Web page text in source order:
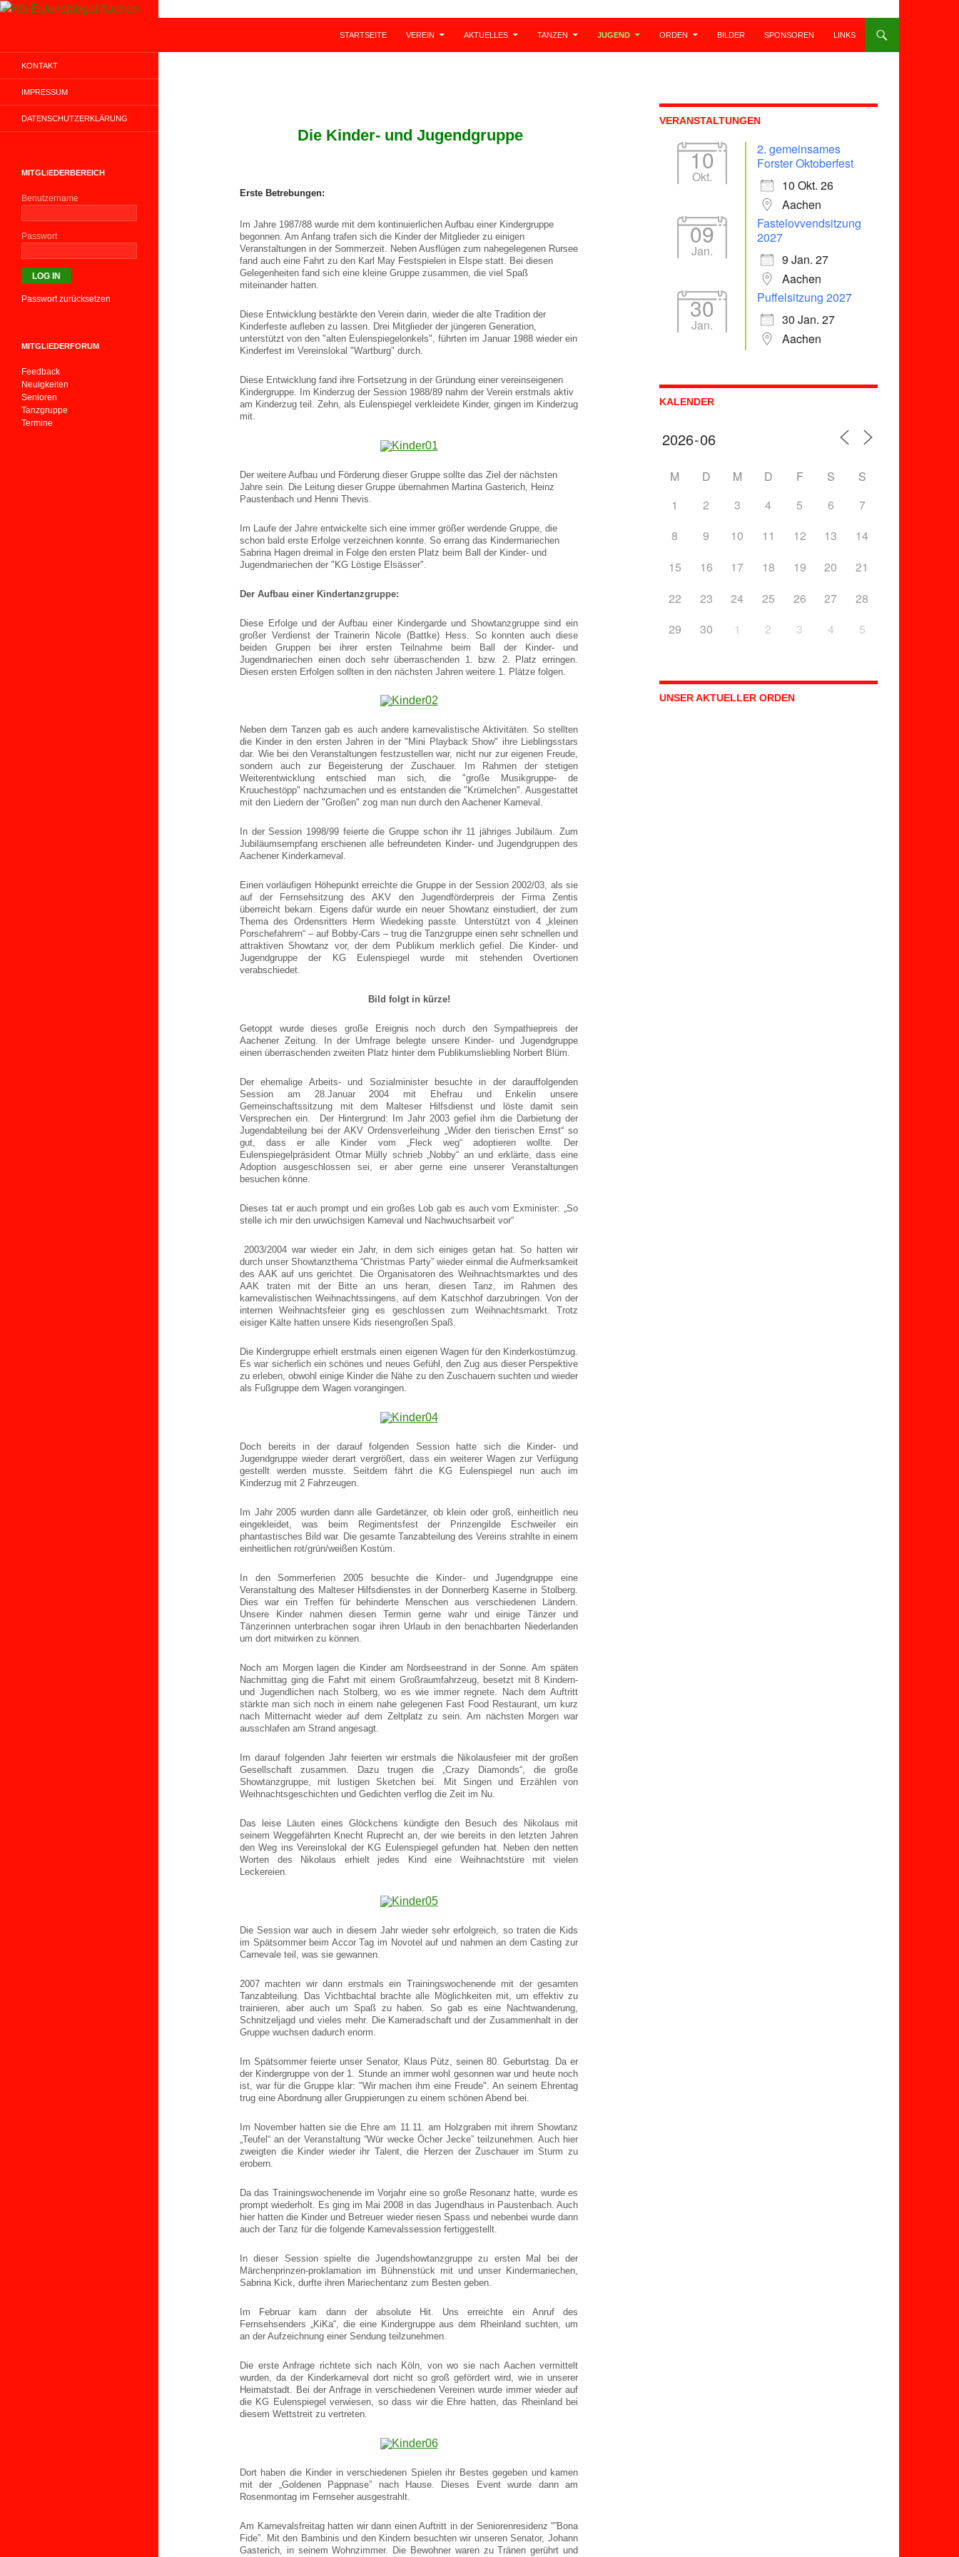
Zum
STARTSEITE VEREIN AKTUELLES TANZEN JUGEND ORDEN BILDER SPONSOREN LINKS
Die Kinder- und Jugendgruppe
Erste Betrebungen:
Im Jahre 1987/88 wurde mit dem kontinuierlichen Aufbau einer Kindergruppe
begonnen. Am Anfang trafen sich die Kinder der Mitglieder zu einigen
Veranstaltungen in der Sommerzeit. Neben Ausflügen zum nahegelegenen Rursee
fand auch eine Fahrt zu den Karl May Festspielen in Elspe statt. Bei diesen
Gelegenheiten fand sich eine kleine Gruppe zusammen, die viel Spaß
miteinander hatten.
Diese Entwicklung bestärkte den Verein darin, wieder die alte Tradition der
Kinderfeste aufleben zu lassen. Drei Mitglieder der jüngeren Generation,
unterstützt von den "alten Eulenspiegelonkels", führten im Januar 1988 wieder ein
Kinderfest im Vereinslokal "Wartburg" durch.
Diese Entwicklung fand ihre Fortsetzung in der Gründung einer vereinseigenen
Kindergruppe. Im Kinderzug der Session 1988/89 nahm der Verein erstmals aktiv
am Kinderzug teil. Zehn, als Eulenspiegel verkleidete Kinder, gingen im Kinderzug
mit.
Der weitere Aufbau und Förderung dieser Gruppe sollte das Ziel der nächsten
Jahre sein. Die Leitung dieser Gruppe übernahmen Martina Gasterich, Heinz
Paustenbach und Henni Thevis.
Im Laufe der Jahre entwickelte sich eine immer größer werdende Gruppe, die
schon bald erste Erfolge verzeichnen konnte. So errang das Kindermariechen
Sabrina Hagen dreimal in Folge den ersten Platz beim Ball der Kinder- und
Jugendmariechen der "KG Löstige Elsässer".
Der Aufbau einer Kindertanzgruppe:
Diese Erfolge und der Aufbau einer Kindergarde und Showtanzgruppe sind ein
großer Verdienst der Trainerin Nicole (Battke) Hess. So konnten auch diese
beiden Gruppen bei ihrer ersten Teilnahme beim Ball der Kinder- und
Jugendmariechen einen doch sehr überraschenden 1. bzw. 2. Platz erringen.
Diesen ersten Erfolgen sollten in den nächsten Jahren weitere 1. Plätze folgen.
Neben dem Tanzen gab es auch andere karnevalistische Aktivitäten. So stellten
die Kinder in den ersten Jahren in der "Mini Playback Show" ihre Lieblingsstars
dar. Wie bei den Veranstaltungen festzustellen war, nicht nur zur eigenen Freude,
sondern auch zur Begeisterung der Zuschauer. Im Rahmen der stetigen
Weiterentwicklung entschied man sich, die "große Musikgruppe- de
Kruuchestöpp" nachzumachen und es entstanden die "Krümelchen". Ausgestattet
mit den Liedern der "Großen" zog man nun durch den Aachener Karneval.
In der Session 1998/99 feierte die Gruppe schon ihr 11 jähriges Jubiläum. Zum
Jubiläumsempfang erschienen alle befreundeten Kinder- und Jugendgruppen des
Aachener Kinderkarneval.
Einen vorläufigen Höhepunkt erreichte die Gruppe in der Session 2002/03, als sie
auf der Fernsehsitzung des AKV den Jugendförderpreis der Firma Zentis
überreicht bekam. Eigens dafür wurde ein neuer Showtanz einstudiert, der zum
Thema des Ordensritters Herrn Wiedeking passte. Unterstützt von 4 „kleinen
Porschefahrern“ – auf Bobby-Cars – trug die Tanzgruppe einen sehr schnellen und
attraktiven Showtanz vor, der dem Publikum merklich gefiel. Die Kinder- und
Jugendgruppe der KG Eulenspiegel wurde mit stehenden Overtionen
verabschiedet.
Bild folgt in kürze!
Getoppt wurde dieses große Ereignis noch durch den Sympathiepreis der
Aachener Zeitung. In der Umfrage belegte unsere Kinder- und Jugendgruppe
einen überraschenden zweiten Platz hinter dem Publikumsliebling Norbert Blüm.
Der ehemalige Arbeits- und Sozialminister besuchte in der darauffolgenden
Session am 28.Januar 2004 mit Ehefrau und Enkelin unsere
Gemeinschaftssitzung mit dem Malteser Hilfsdienst und löste damit sein
Versprechen ein. Der Hintergrund: Im Jahr 2003 gefiel ihm die Darbietung der
Jugendabteilung bei der AKV Ordensverleihung „Wider den tierischen Ernst“ so
gut, dass er alle Kinder vom „Fleck weg“ adoptieren wollte. Der
Eulenspiegelpräsident Otmar Mülly schrieb „Nobby“ an und erklärte, dass eine
Adoption ausgeschlossen sei, er aber gerne eine unserer Veranstaltungen
besuchen könne.
Dieses tat er auch prompt und ein großes Lob gab es auch vom Exminister: „So
stelle ich mir den urwüchsigen Karneval und Nachwuchsarbeit vor“
2003/2004 war wieder ein Jahr, in dem sich einiges getan hat. So hatten wir
durch unser Showtanzthema “Christmas Party” wieder einmal die Aufmerksamkeit
des AAK auf uns gerichtet. Die Organisatoren des Weihnachtsmarktes und des
AAK traten mit der Bitte an uns heran, diesen Tanz, im Rahmen des
karnevalistischen Weihnachtssingens, auf dem Katschhof darzubringen. Von der
internen Weihnachtsfeier ging es geschlossen zum Weihnachtsmarkt. Trotz
eisiger Kälte hatten unsere Kids riesengroßen Spaß.
Die Kindergruppe erhielt erstmals einen eigenen Wagen für den Kinderkostümzug.
Es war sicherlich ein schönes und neues Gefühl, den Zug aus dieser Perspektive
zu erleben, obwohl einige Kinder die Nähe zu den Zuschauern suchten und wieder
als Fußgruppe dem Wagen vorangingen.
Doch bereits in der darauf folgenden Session hatte sich die Kinder- und
Jugendgruppe wieder derart vergrößert, dass ein weiterer Wagen zur Verfügung
gestellt werden musste. Seitdem fährt die KG Eulenspiegel nun auch im
Kinderzug mit 2 Fahrzeugen.
Im Jahr 2005 wurden dann alle Gardetänzer, ob klein oder groß, einheitlich neu
eingekleidet, was beim Regimentsfest der Prinzengilde Eschweiler ein
phantastisches Bild war. Die gesamte Tanzabteilung des Vereins strahlte in einem
einheitlichen rot/grün/weißen Kostüm.
In den Sommerferien 2005 besuchte die Kinder- und Jugendgruppe eine
Veranstaltung des Malteser Hilfsdienstes in der Donnerberg Kaserne in Stolberg.
Dies war ein Treffen für behinderte Menschen aus verschiedenen Ländern.
Unsere Kinder nahmen diesen Termin gerne wahr und einige Tänzer und
Tänzerinnen unterbrachen sogar ihren Urlaub in den benachbarten Niederlanden
um dort mitwirken zu können.
Noch am Morgen lagen die Kinder am Nordseestrand in der Sonne. Am späten
Nachmittag ging die Fahrt mit einem Großraumfahrzeug, besetzt mit 8 Kindern-
und Jugendlichen nach Stolberg, wo es wie immer regnete. Nach dem Auftritt
stärkte man sich noch in einem nahe gelegenen Fast Food Restaurant, um kurz
nach Mitternacht wieder auf dem Zeltplatz zu sein. Am nächsten Morgen war
ausschlafen am Strand angesagt.
Im darauf folgenden Jahr feierten wir erstmals die Nikolausfeier mit der großen
Gesellschaft zusammen. Dazu trugen die „Crazy Diamonds“, die große
Showtanzgruppe, mit lustigen Sketchen bei. Mit Singen und Erzählen von
Weihnachtsgeschichten und Gedichten verflog die Zeit im Nu.
Das leise Läuten eines Glöckchens kündigte den Besuch des Nikolaus mit
seinem Weggefährten Knecht Ruprecht an, der wie bereits in den letzten Jahren
den Weg ins Vereinslokal der KG Eulenspiegel gefunden hat. Neben den netten
Worten des Nikolaus erhielt jedes Kind eine Weihnachtstüre mit vielen
Leckereien.
Die Session war auch in diesem Jahr wieder sehr erfolgreich, so traten die Kids
im Spätsommer beim Accor Tag im Novotel auf und nahmen an dem Casting zur
Carnevale teil, was sie gewannen.
2007 machten wir dann erstmals ein Trainingswochenende mit der gesamten
Tanzabteilung. Das Vichtbachtal brachte alle Möglichkeiten mit, um effektiv zu
trainieren, aber auch um Spaß zu haben. So gab es eine Nachtwanderung,
Schnitzeljagd und vieles mehr. Die Kameradschaft und der Zusammenhalt in der
Gruppe wuchsen dadurch enorm.
Im Spätsommer feierte unser Senator, Klaus Pütz, seinen 80. Geburtstag. Da er
der Kindergruppe von der 1. Stunde an immer wohl gesonnen war und heute noch
ist, war für die Gruppe klar: "Wir machen ihm eine Freude". An seinem Ehrentag
trug eine Abordnung aller Gruppierungen zu einem schönen Abend bei.
Im November hatten sie die Ehre am 11.11. am Holzgraben mit ihrem Showtanz
„Teufel“ an der Veranstaltung “Wür wecke Öcher Jecke” teilzunehmen. Auch hier
zweigten die Kinder wieder ihr Talent, die Herzen der Zuschauer im Sturm zu
erobern.
Da das Trainingswochenende im Vorjahr eine so große Resonanz hatte, wurde es
prompt wiederholt. Es ging im Mai 2008 in das Jugendhaus in Paustenbach. Auch
hier hatten die Kinder und Betreuer wieder riesen Spass und nebenbei wurde dann
auch der Tanz für die folgende Karnevalssession fertiggestellt.
In dieser Session spielte die Jugendshowtanzgruppe zu ersten Mal bei der
Märchenprinzen-proklamation im Bühnenstück mit und unser Kindermariechen,
Sabrina Kick, durfte ihren Mariechentanz zum Besten geben.
Im Februar kam dann der absolute Hit. Uns erreichte ein Anruf des
Fernsehsenders „KiKa“, die eine Kindergruppe aus dem Rheinland suchten, um
an der Aufzeichnung einer Sendung teilzunehmen.
Die erste Anfrage richtete sich nach Köln, von wo sie nach Aachen vermittelt
wurden, da der Kinderkarneval dort nicht so groß gefördert wird, wie in unserer
Heimatstadt. Bei der Anfrage in verschiedenen Vereinen wurde immer wieder auf
die KG Eulenspiegel verwiesen, so dass wir die Ehre hatten, das Rheinland bei
diesem Wettstreit zu vertreten.
Dort haben die Kinder in verschiedenen Spielen ihr Bestes gegeben und kamen
mit der „Goldenen Pappnase” nach Hause. Dieses Event wurde dann am
Rosenmontag im Fernseher ausgestrahlt.
Am Karnevalsfreitag hatten wir dann einen Auftritt in der Seniorenresidenz “”Bona
Fide”. Mit den Bambinis und den Kindern besuchten wir unseren Senator, Johann
Gasterich, in seinem Wohnzimmer. Die Bewohner waren zu Tränen gerührt und
VERANSTALTUNGEN
10
Okt.
2. gemeinsames
Forster Oktoberfest
10 Okt. 26
Aachen
09
Jan.
Fastelovvendsitzung
2027
9 Jan. 27
Aachen
30
Jan.
Puffelsitzung 2027
30 Jan. 27
Aachen
KALENDER
M D M D F S
S
1
2 3 4 5 6
7
8
9 10 11 12 13
14
15
16 17 18 19 20
21
22
23 24 25 26 27
28
29
30 1 2 3 4 5
UNSER AKTUELLER ORDEN
KONTAKT
IMPRESSUM
DATENSCHUTZERKLÄRUNG
MITGLIEDERBEREICH
Benutzername
Passwort
Passwort zurücksetzen
MITGLIEDERFORUM
Feedback
Neuigkeiten
Senioren
Tanzgruppe
Termine